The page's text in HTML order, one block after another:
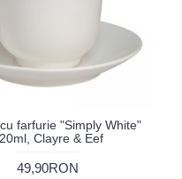
farfurie "Simply White"
Clayre & Eef
49,90RON